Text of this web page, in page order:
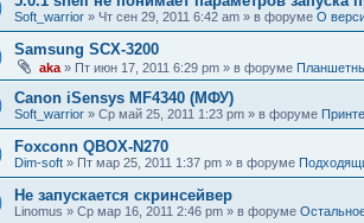
Soft_warrior » Чт сен 29, 2011 6:42 am » в форуме О
Samsung SCX-3200
aka » Пт июн 17, 2011 6:29 pm » в форуме
Canon iSensys MF4340 (МФУ)
Soft_warrior » Ср май 25, 2011 1:23 pm » в форуме
Foxconn QBOX-N270
Dim-soft » Пт мар 25, 2011 1:37 pm » в форуме
Не запускается скринсейвер
Linomus » Ср мар 16, 2011 2:46 pm » в форуме